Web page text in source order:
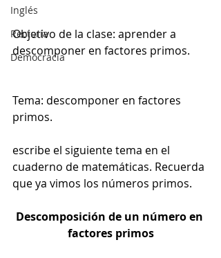
Inglés
Rectoría
Democracia
Objetivo de la clase: aprender a
descomponer en factores primos.
Tema: descomponer en factores
primos.
escribe el siguiente tema en el
cuaderno de matemáticas. Recuerda
que ya vimos los números primos.
Descomposición de un número en
factores primos